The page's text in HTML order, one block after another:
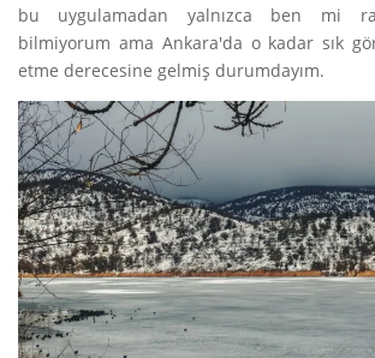
bu uygulamadan yalnızca ben mi
bilmiyorum ama Ankara'da o kadar sık
etme derecesine gelmiş durumdayım.